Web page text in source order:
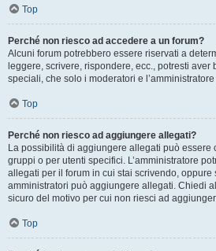
Top
Perché non riesco ad accedere a un forum?
Alcuni forum potrebbero essere riservati a
leggere, scrivere, rispondere, ecc., potresti
speciali, che solo i moderatori e
Top
Perché non riesco ad aggiungere allegati?
La possibilità di aggiungere allegati può essere
gruppi o per utenti specifici. L’amministratore
allegati per il forum in cui stai scrivendo, oppure
amministratori può aggiungere allegati. Chiedi
sicuro del motivo per cui non riesci ad
Top